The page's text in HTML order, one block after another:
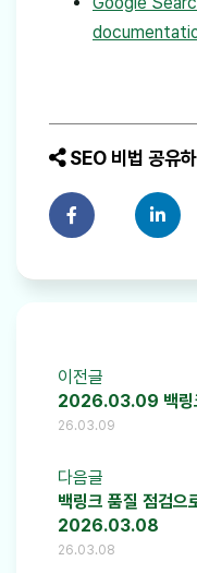
SEO 비법 공유
페이스북에 공유하
링크
이전글
2026.03.09 백링
26.03.09
다음글
백링크 품질 점검으
2026.03.08
26.03.08